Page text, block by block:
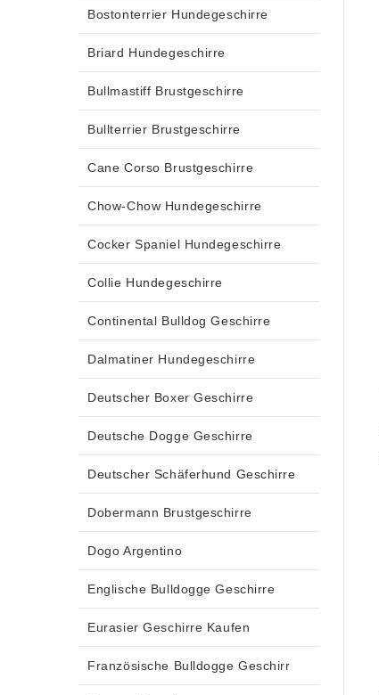
Bostonterrier Hundegeschirre
Briard Hundegeschirre
Bullmastiff Brustgeschirre
Bullterrier Brustgeschirre
Cane Corso Brustgeschirre
Chow-Chow Hundegeschirre
Cocker Spaniel Hundegeschirre
Collie Hundegeschirre
Continental Bulldog Geschirre
Dalmatiner Hundegeschirre
Deutscher Boxer Geschirre
Deutsche Dogge Geschirre
Deutscher Schäferhund Geschirre
Dobermann Brustgeschirre
Dogo Argentino
Englische Bulldogge Geschirre
Eurasier Geschirre Kaufen
Französische Bulldogge Geschirr